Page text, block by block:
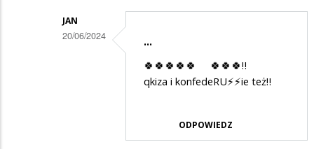
JAN
20/06/2024
odpowiedzi
...
🍀🍀🍀🍀🍀 🍀🍀🍀‼️
qkiza i konfedeRU⚡️⚡️ie też‼️
ODPOWIEDZ